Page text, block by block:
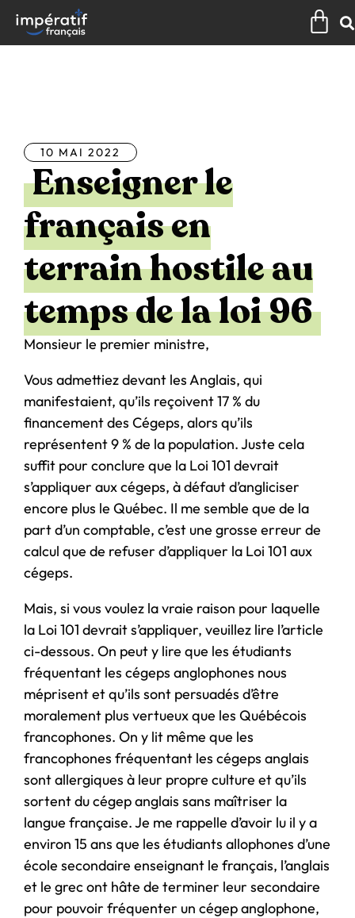
contenu
10 MAI 2022
Enseigner le
français en
terrain hostile au
temps de la loi 96
Monsieur le premier ministre,
Vous admettiez devant les Anglais, qui
manifestaient, qu’ils reçoivent 17 % du
financement des Cégeps, alors qu’ils
représentent 9 % de la population. Juste cela
suffit pour conclure que la Loi 101 devrait
s’appliquer aux cégeps, à défaut d’angliciser
encore plus le Québec. Il me semble que de la
part d’un comptable, c’est une grosse erreur de
calcul que de refuser d’appliquer la Loi 101 aux
cégeps.
Mais, si vous voulez la vraie raison pour laquelle
la Loi 101 devrait s’appliquer, veuillez lire l’article
ci-dessous. On peut y lire que les étudiants
fréquentant les cégeps anglophones nous
méprisent et qu’ils sont persuadés d’être
moralement plus vertueux que les Québécois
francophones. On y lit même que les
francophones fréquentant les cégeps anglais
sont allergiques à leur propre culture et qu’ils
sortent du cégep anglais sans maîtriser la
langue française. Je me rappelle d’avoir lu il y a
environ 15 ans que les étudiants allophones d’une
école secondaire enseignant le français, l’anglais
et le grec ont hâte de terminer leur secondaire
pour pouvoir fréquenter un cégep anglophone,